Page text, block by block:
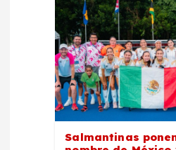
Salmantinas